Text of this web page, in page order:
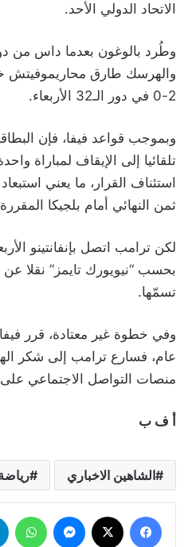
الاتحاد الدولي الأحد.
وطُرد بالوغون بعدما داس من
والهرسك طارق محاريموفيتش
2-0 في دور الـ32 الأربعاء.
وبموجب قواعد فيفا، فإن
تلقائيا إلى الإيقاف لمباراة
استئناف القرار، ما يعني
ثمن النهائي أمام بلجيكا المقررة
لكن ترامب اتصل بإنفانتينو
بحسب “نيويورك تايمز” نقلا
تسمّها.
وفي خطوة غير معتادة، قرر
عام، فسارع ترامب إلى شكر
منصات التواصل الاجتماعي
أ ف ب
الشاهين الاخباري
فيسبوك ماسنجر